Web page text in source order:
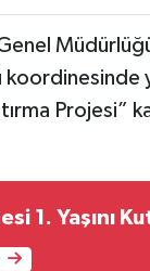
Genel
koordinesinde
Projesi”
1. Yaşını